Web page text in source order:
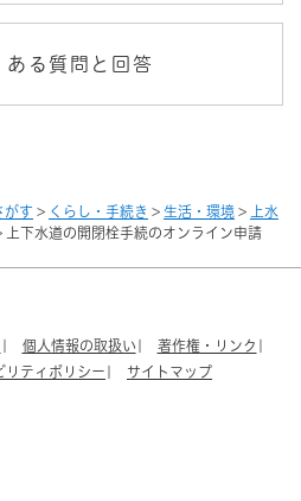
がす > くらし・手続き > 生活・環境 >
上水
上下水道の開閉栓手続のオンライン申請
ある質問と回答
個人情報の取扱い
著作権・リンク
リティポリシー
サイトマップ